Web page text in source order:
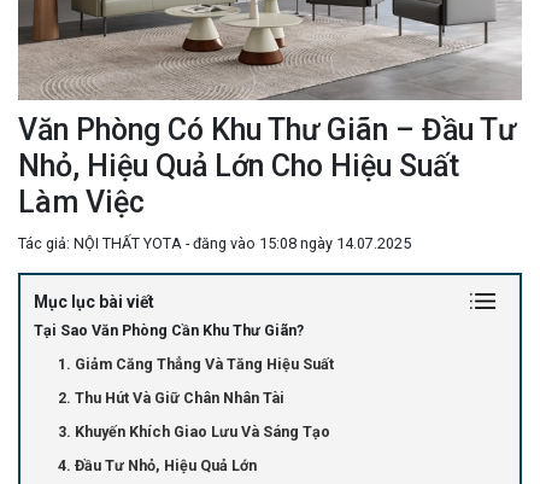
Văn Phòng Có Khu Thư Giãn – Đầu Tư
Nhỏ, Hiệu Quả Lớn Cho Hiệu Suất
Làm Việc
Tác giả: NỘI THẤT YOTA - đăng vào 15:08 ngày 14.07.2025
Mục lục bài viết
Tại Sao Văn Phòng Cần Khu Thư Giãn?
1. Giảm Căng Thẳng Và Tăng Hiệu Suất
2. Thu Hút Và Giữ Chân Nhân Tài
3. Khuyến Khích Giao Lưu Và Sáng Tạo
4. Đầu Tư Nhỏ, Hiệu Quả Lớn